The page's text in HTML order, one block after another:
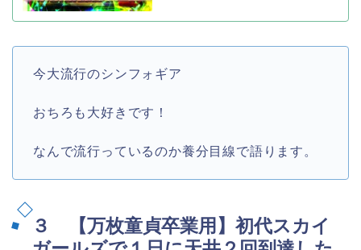
今大流行のシンフォギア
おちろも大好きです！
なんで流行っているのか養分目線で語ります。
３ 【万枚童貞卒業用】初代スカイ